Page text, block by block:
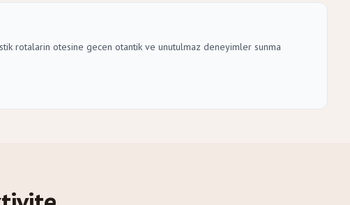
rotalarin otesine gecen otantik ve unutulmaz deneyimler sunma